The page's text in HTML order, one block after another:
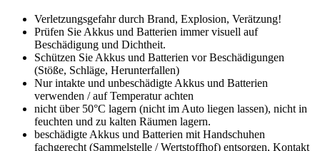
Verletzungsgefahr durch Brand, Explosion, Verätzung!
Prüfen Sie Akkus und Batterien immer visuell auf
Beschädigung und Dichtheit.
Schützen Sie Akkus und Batterien vor Beschädigungen
(Stöße, Schläge, Herunterfallen)
Nur intakte und unbeschädigte Akkus und Batterien
verwenden / auf Temperatur achten
nicht über 50°C lagern (nicht im Auto liegen lassen), nicht in
feuchten und zu kalten Räumen lagern.
beschädigte Akkus und Batterien mit Handschuhen
fachgerecht (Sammelstelle / Wertstoffhof) entsorgen, Kontakt